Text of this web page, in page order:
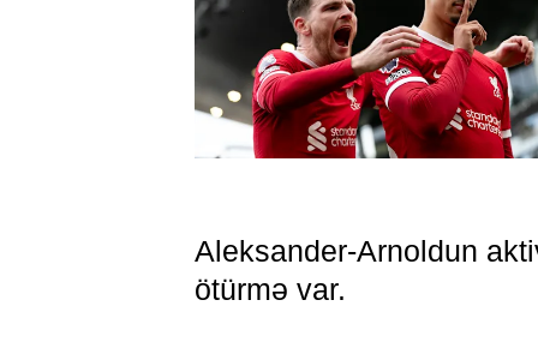
Aleksander-Arnoldun
ötürmə var.